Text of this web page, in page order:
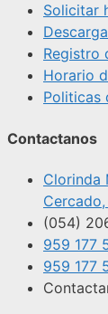
Solicitar
Registro
Horario
Politicas
Contactanos
Clorinda
(054)
959 177
959 177